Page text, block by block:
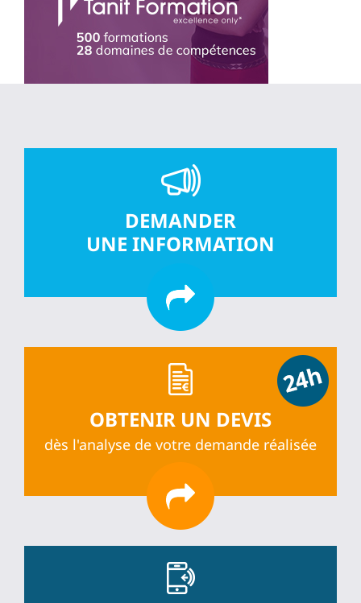
DEMANDER
UNE INFORMATION
OBTENIR UN DEVIS
dès l'analyse de votre demande réalisée